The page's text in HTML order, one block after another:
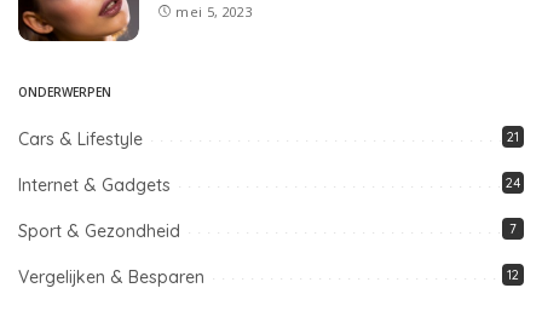
mei 5, 2023
ONDERWERPEN
Cars & Lifestyle 21
Internet & Gadgets 24
Sport & Gezondheid 7
Vergelijken & Besparen 12